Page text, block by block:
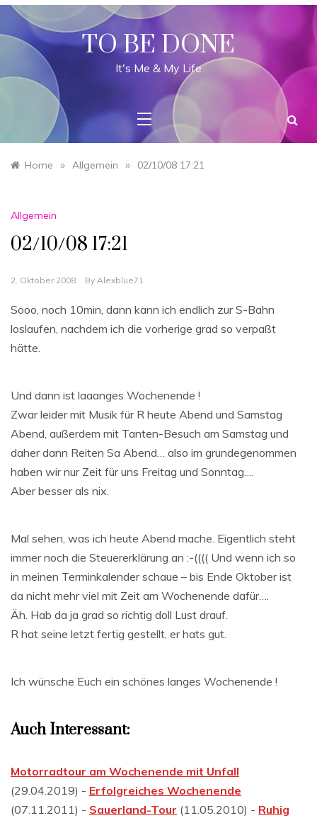
Skip
content
TO BE DONE
It's Me & My Life
Home » Allgemein » 02/10/08 17:21
Allgemein
02/10/08 17:21
2. Oktober 2008 By Alexblue71
Sooo, noch 10min, dann kann ich endlich zur S-Bahn
loslaufen, nachdem ich die vorherige grad so verpaßt
hätte.
Und dann ist laaanges Wochenende !
Zwar leider mit Musik für R heute Abend und Samstag
Abend, außerdem mit Tanten-Besuch am Samstag und
daher dann Reiten Sa Abend… also im grundegenommen
haben wir nur Zeit für uns Freitag und Sonntag….
Aber besser als nix.
Mal sehen, was ich heute Abend mache. Eigentlich steht
immer noch die Steuererklärung an :-(((( Und wenn ich so
in meinen Terminkalender schaue – bis Ende Oktober ist
da nicht mehr viel mit Zeit am Wochenende dafür….
Äh. Hab da ja grad so richtig doll Lust drauf.
R hat seine letzt fertig gestellt, er hats gut.
Ich wünsche Euch ein schönes langes Wochenende !
Auch Interessant:
Motorradtour am Wochenende mit Unfall
(29.04.2019) - Erfolgreiches Wochenende
(07.11.2011) - Sauerland-Tour (11.05.2010) - Ruhig